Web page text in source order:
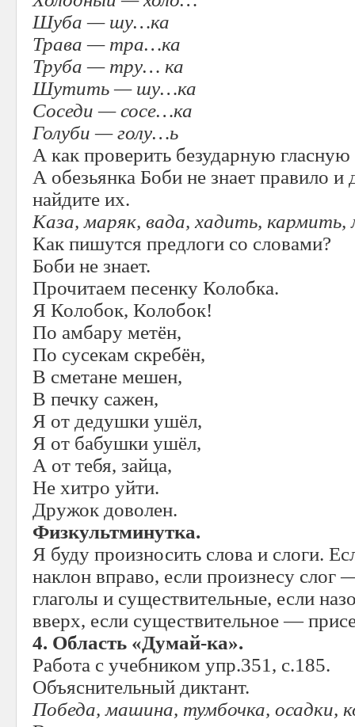
Шуба — шу…ка
Трава — тра…ка
Труба — тру… ка
Шутить — шу…ка
Соседи — сосе…ка
Голуби — голу…ь
А как проверить безударную гласную
А обезьянка Боби не знает правило
найдите их.
Каза, маряк, вада, хадить,
Как пишутся предлоги со словами?
Боби не знает.
Прочитаем песенку Колобка.
Я Колобок, Колобок!
По амбару метён,
По сусекам скребён,
В сметане мешен,
В печку сажен,
Я от дедушки ушёл,
Я от бабушки ушёл,
А от тебя, зайца,
Не хитро уйти.
Дружок доволен.
Физкультминутка.
Я буду произносить слова и слоги.
наклон вправо, если произнесу
глаголы и существительные, если
вверх, если существительное —
4. Область «Думай-ка».
Работа с учебником упр.351, с.185.
Объяснительный диктант.
Победа, машина, тумбочка, осадки,